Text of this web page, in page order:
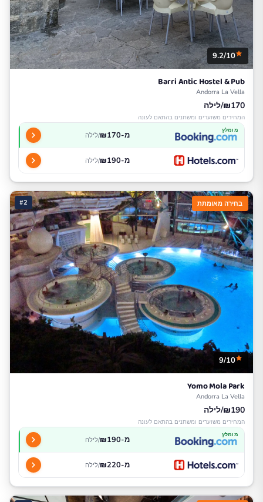
9.2/10
Barri Antic Hostel & Pub
Andorra La Vella
₪170/לילה
המחירים משוערים ומשתנים בהתאם לעונה
מומלץ מ-₪170 /לילה
מ-₪190 /לילה
#2 בחירה מאומתת
9/10
Yomo Mola Park
Andorra La Vella
₪190/לילה
המחירים משוערים ומשתנים בהתאם לעונה
מומלץ מ-₪190 /לילה
מ-₪220 /לילה